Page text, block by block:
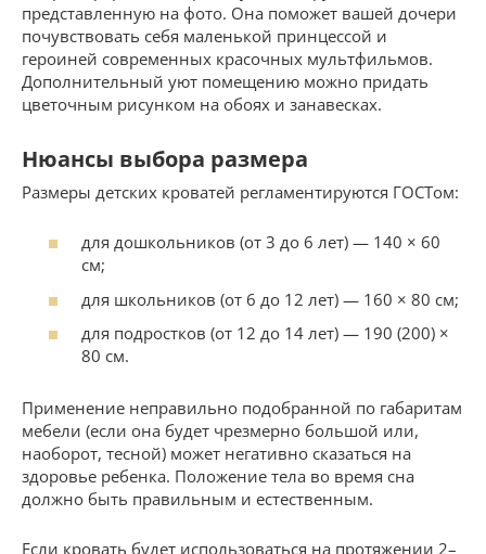
представленную на фото. Она поможет вашей дочери
почувствовать себя маленькой принцессой и
героиней современных красочных мультфильмов.
Дополнительный уют помещению можно придать
цветочным рисунком на обоях и занавесках.
Нюансы выбора размера
Размеры детских кроватей регламентируются ГОСТом:
для дошкольников (от 3 до 6 лет) — 140 × 60
см;
для школьников (от 6 до 12 лет) — 160 × 80 см;
для подростков (от 12 до 14 лет) — 190 (200) ×
80 см.
Применение неправильно подобранной по габаритам
мебели (если она будет чрезмерно большой или,
наоборот, тесной) может негативно сказаться на
здоровье ребенка. Положение тела во время сна
должно быть правильным и естественным.
Если кровать будет использоваться на протяжении 2–